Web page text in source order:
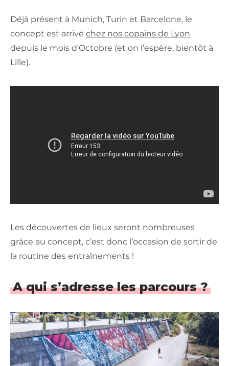
Déjà présent à Munich, Turin et Barcelone, le
concept est arrivé chez nos copains de Lyon
depuis le mois d’Octobre (et on l’espère, bientôt à
Lille).
Les découvertes de lieux seront nombreuses
grâce au concept, c’est donc l’occasion de sortir de
la routine des entraînements !
A qui s’adresse les parcours ?